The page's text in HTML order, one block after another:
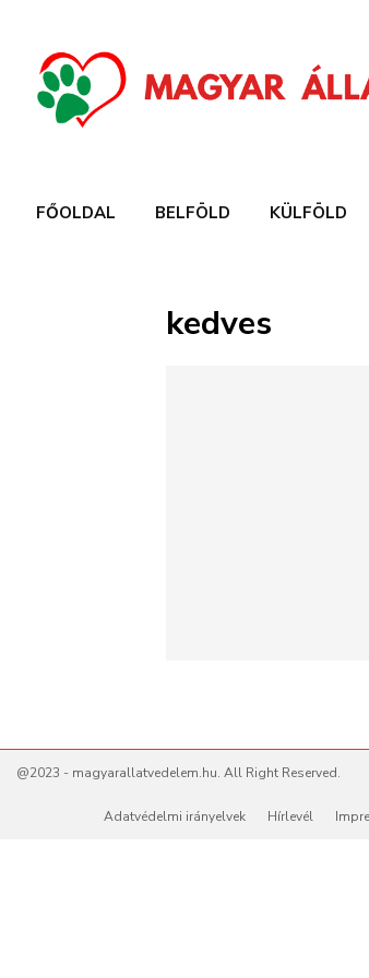
FŐOLDAL BELFÖLD KÜLFÖLD
kedves
@2023 - magyarallatvedelem.hu. All Right Reserved.
Adatvédelmi irányelvek Hírlevél